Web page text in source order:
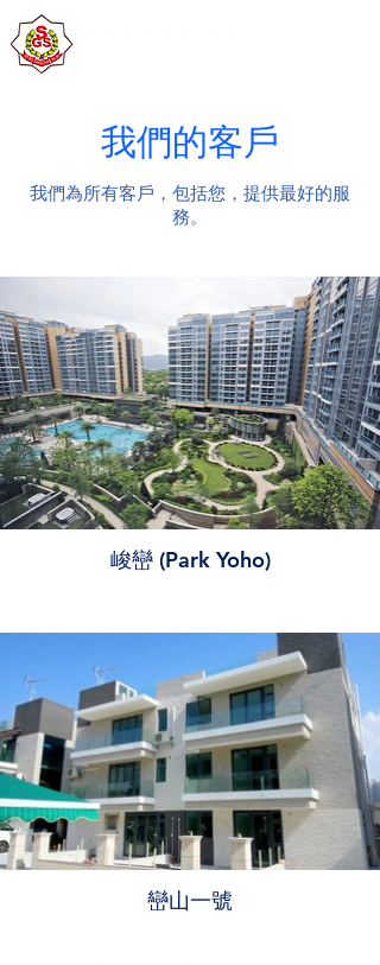
我們的客戶
我們為所有客戶，包括您，提供最好的服
務。
峻巒 (Park Yoho)
巒山一號